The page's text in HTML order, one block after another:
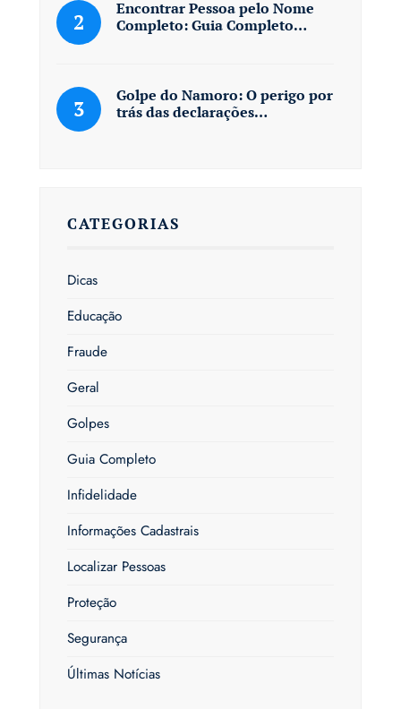
Encontrar Pessoa pelo Nome
Completo: Guia Completo…
Golpe do Namoro: O perigo por
trás das declarações…
CATEGORIAS
Dicas
Educação
Fraude
Geral
Golpes
Guia Completo
Infidelidade
Informações Cadastrais
Localizar Pessoas
Proteção
Segurança
Últimas Notícias